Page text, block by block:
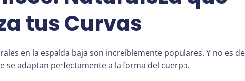
tus Curvas
en la espalda baja son increíblemente populares. Y no es de
se adaptan perfectamente a la forma del cuerpo.